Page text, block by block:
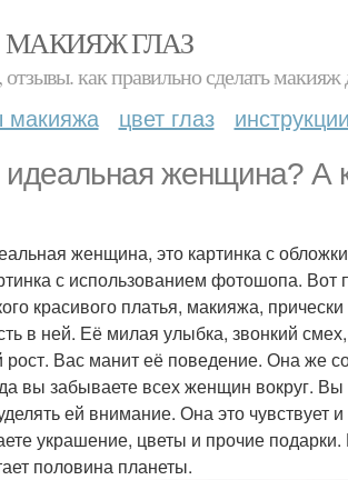
МАКИЯЖ ГЛАЗ
как правильно сделать макияж
макияжа цвет глаз
женщина? А
женщина, это картинка с
с использованием фотошопа.
красивого платья, макияжа,
в ней. Её милая улыбка, звонкий
Вас манит её поведение. Она же
вы забываете всех женщин вокруг. Вы
ей внимание. Она это
украшение, цветы и прочие
половина планеты.